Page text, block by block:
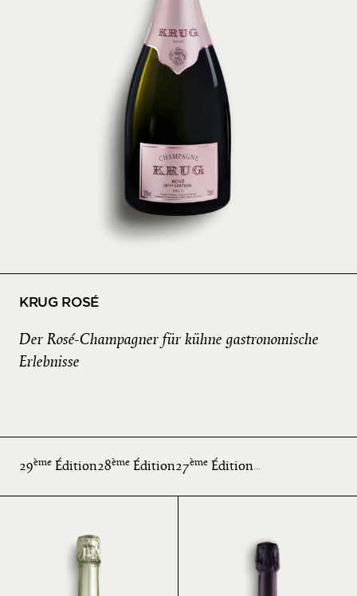
KRUG ROSÉ
Der Rosé-Champagner für kühne gastronomische
Erlebnisse
29ème Édition28ème Édition27ème Édition